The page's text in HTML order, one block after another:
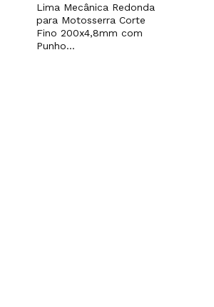
Lima Mecânica Redonda
para Motosserra Corte
Fino 200x4,8mm com
Punho...